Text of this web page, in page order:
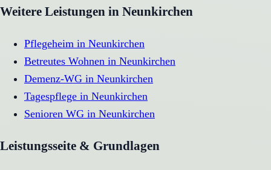
Weitere Leistungen in Neunkirchen
Pflegeheim in Neunkirchen
Betreutes Wohnen in Neunkirchen
Demenz-WG in Neunkirchen
Tagespflege in Neunkirchen
Senioren WG in Neunkirchen
Leistungsseite & Grundlagen